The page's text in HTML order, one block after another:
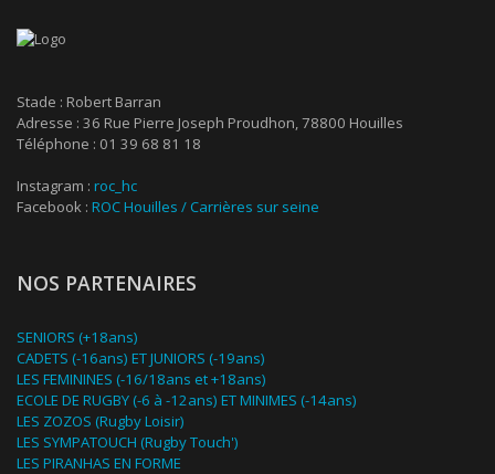
Stade : Robert Barran
Adresse : 36 Rue Pierre Joseph Proudhon, 78800 Houilles
Téléphone : 01 39 68 81 18
Instagram : roc_hc
Facebook : ROC Houilles / Carrières sur seine
NOS PARTENAIRES
SENIORS (+18ans)
CADETS (-16ans) ET JUNIORS (-19ans)
LES FEMININES (-16/18ans et +18ans)
ECOLE DE RUGBY (-6 à -12ans) ET MINIMES (-14ans)
LES ZOZOS (Rugby Loisir)
LES SYMPATOUCH (Rugby Touch')
LES PIRANHAS EN FORME